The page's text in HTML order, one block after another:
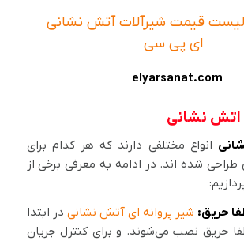
لیست قیمت شیرآلات آتش نشانی
ای پی سی
elyarsanat.com
اتش نشانی
انواع مختلفی دارند که هر کدام برای
شده اند. در ادامه به معرفی برخی از
حریق: شیر پروانه ای آتش نشانی در ابتدا
حریق نصب می‌شوند. و برای کنترل جریان